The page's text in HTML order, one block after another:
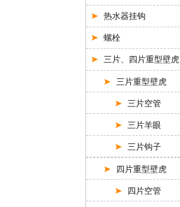
热水器挂钩
螺栓
三片、四片重型壁虎
三片重型壁虎
三片空管
三片羊眼
三片钩子
四片重型壁虎
四片空管